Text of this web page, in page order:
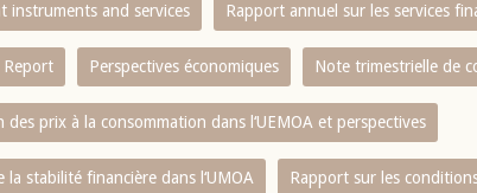
instruments and services Rapport annuel sur les services
Report Perspectives économiques Note trimestrielle de
prix à la consommation dans l‘UEMOA et perspectives
la stabilité financière dans l‘UMOA Rapport sur les